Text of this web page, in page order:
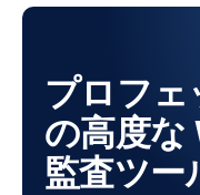
プロフェ
の高度な
監査ツー